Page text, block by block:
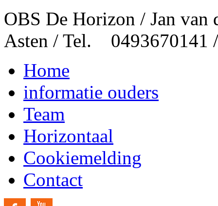
OBS De Horizon / Jan van
Asten / Tel. 0493670141
Home
informatie ouders
Team
Horizontaal
Cookiemelding
Contact